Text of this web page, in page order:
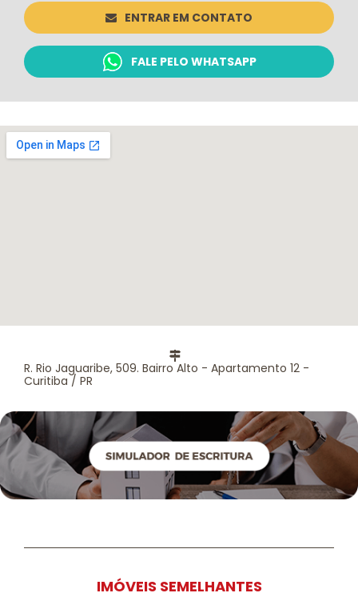
ENTRAR EM CONTATO
FALE PELO WHATSAPP
R. Rio Jaguaribe, 509. Bairro Alto - Apartamento 12 -
Curitiba / PR
IMÓVEIS SEMELHANTES